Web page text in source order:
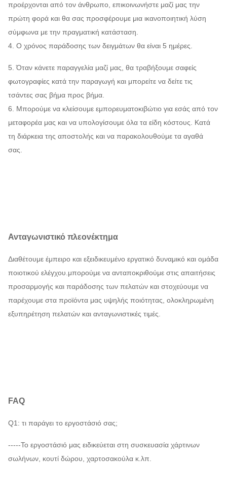
προέρχονται από τον άνθρωπο, επικοινωνήστε μαζί μας την
πρώτη φορά και θα σας προσφέρουμε μια ικανοποιητική λύση
σύμφωνα με την πραγματική κατάσταση.
4. Ο χρόνος παράδοσης των δειγμάτων θα είναι 5 ημέρες.
5. Όταν κάνετε παραγγελία μαζί μας, θα τραβήξουμε σαφείς
φωτογραφίες κατά την παραγωγή και μπορείτε να δείτε τις
τσάντες σας βήμα προς βήμα.
6. Μπορούμε να κλείσουμε εμπορευματοκιβώτιο για εσάς από τον
μεταφορέα μας και να υπολογίσουμε όλα τα είδη κόστους. Κατά
τη διάρκεια της αποστολής και να παρακολουθούμε τα αγαθά
σας.
Ανταγωνιστικό πλεονέκτημα
Διαθέτουμε έμπειρο και εξειδικευμένο εργατικό δυναμικό και ομάδα
ποιοτικού ελέγχου.μπορούμε να ανταποκριθούμε στις απαιτήσεις
προσαρμογής και παράδοσης των πελατών και στοχεύουμε να
παρέχουμε στα προϊόντα μας υψηλής ποιότητας, ολοκληρωμένη
εξυπηρέτηση πελατών και ανταγωνιστικές τιμές.
FAQ
Q1: τι παράγει το εργοστάσιό σας;
-----Το εργοστάσιό μας ειδικεύεται στη συσκευασία χάρτινων
σωλήνων, κουτί δώρου, χαρτοσακούλα κ.λπ.